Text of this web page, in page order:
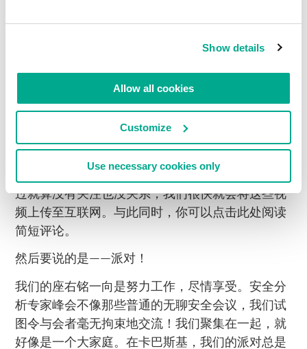
Show details
Allow all cookies
Customize
Use necessary cookies only
，在这次演讲
植入了自己的皮肤下！！他们甚至为它编写了程
序，随后用自己的智能手机进行了读取！
https://instagram.com/p/zNenpJv0Pr/
我们先前提醒过读者，如果你一直关注我们的新闻
，就可以（几乎）实时地聆听所有演讲。不
过就算没有关注也没关系，我们很快就会将这些视
频上传至互联网。与此同时，你可以点击此处阅读
简短评论。
然后要说的是——派对！
我们的座右铭一向是努力工作，尽情享受。安全分
析专家峰会不像那些普通的无聊安全会议，我们试
图令与会者毫无拘束地交流！我们聚集在一起，就
好像是一个大家庭。在卡巴斯基，我们的派对总是